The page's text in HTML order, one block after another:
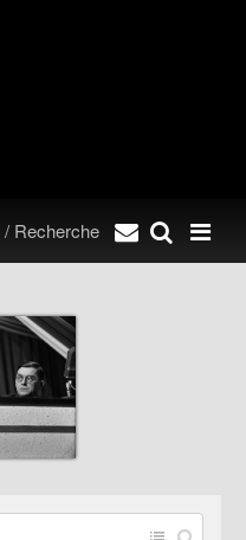
/ Recherche